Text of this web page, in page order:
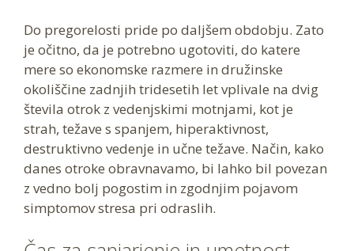
Do pregorelosti pride po daljšem obdobju. Zato
je očitno, da je potrebno ugotoviti, do katere
mere so ekonomske razmere in družinske
okoliščine zadnjih tridesetih let vplivale na dvig
števila otrok z vedenjskimi motnjami, kot je
strah, težave s spanjem, hiperaktivnost,
destruktivno vedenje in učne težave. Način, kako
danes otroke obravnavamo, bi lahko bil povezan
z vedno bolj pogostim in zgodnjim pojavom
simptomov stresa pri odraslih.